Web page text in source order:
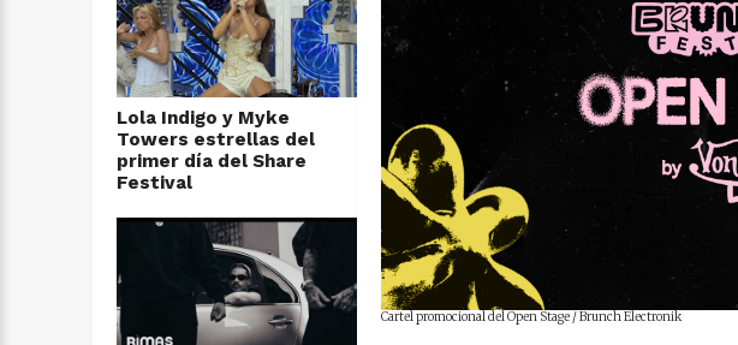
Lola Indigo y Myke
Towers estrellas del
primer día del Share
Festival
Cartel promocional del Open Stage / Brunch Electronik